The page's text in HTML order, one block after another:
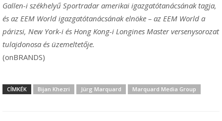
Gallen-i székhelyű Sportradar amerikai igazgatótanácsának tagja,
és az EEM World igazgatótanácsának elnöke – az EEM World a
párizsi, New York-i és Hong Kong-i Longines Master versenysorozat
tulajdonosa és üzemeltetője.
(onBRANDS)
CÍMKÉK Bijan Khezri Jürg Marquard Marquard Media Group